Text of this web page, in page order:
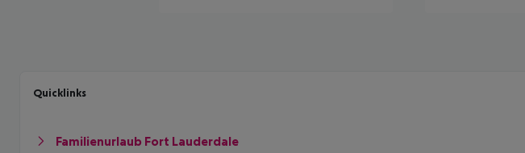
Quicklinks
Familienurlaub Fort Lauderdale